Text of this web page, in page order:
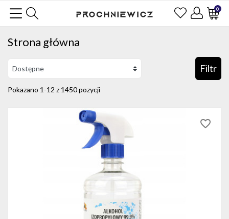
0
Strona główna
Filtr
Pokazano 1-12 z 1450 pozycji
favorite_border